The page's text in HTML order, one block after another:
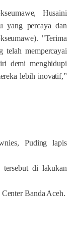
Husaini
yang percaya dan
"Terima
telah mempercayai
demi menghidupi
lebih inovatif,”
Puding lapis
di lakukan
Banda Aceh.